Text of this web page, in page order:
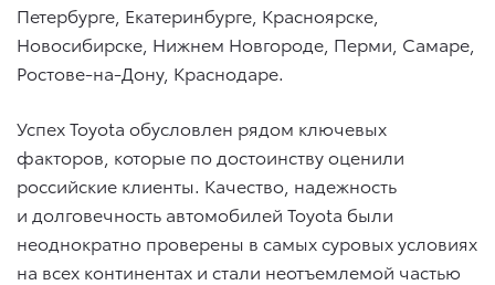
Петербурге, Екатеринбурге, Красноярске,
Новосибирске, Нижнем Новгороде, Перми, Самаре,
Ростове-на-Дону, Краснодаре.
Успех Toyota обусловлен рядом ключевых
факторов, которые по достоинству оценили
российские клиенты. Качество, надежность
и долговечность автомобилей Toyota были
неоднократно проверены в самых суровых условиях
на всех континентах и стали неотъемлемой частью